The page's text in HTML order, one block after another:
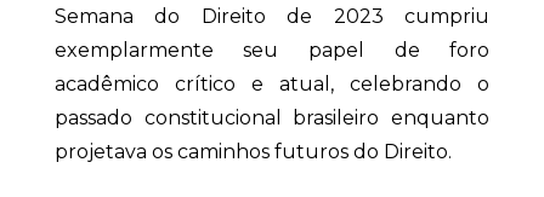
Semana do Direito de 2023 cumpriu
exemplarmente seu papel de foro
acadêmico crítico e atual, celebrando o
passado constitucional brasileiro enquanto
projetava os caminhos futuros do Direito.